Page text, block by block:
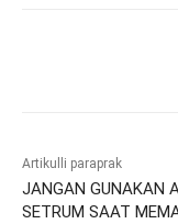
Artikulli paraprak
JANGAN GUNAKAN
SETRUM SAAT